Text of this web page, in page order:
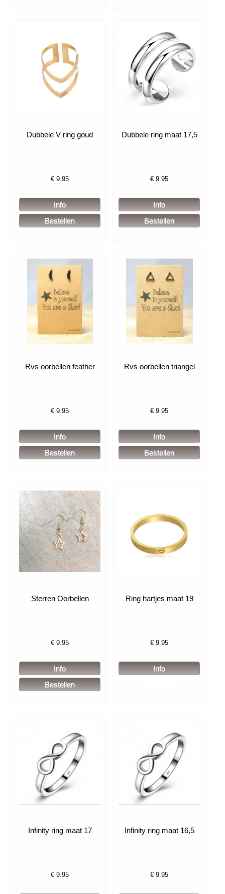
Dubbele V ring goud
€9.95
Dubbele ring maat 17,5
€9.95
Rvs oorbellen feather
€9.95
Rvs oorbellen triangel
€9.95
Sterren Oorbellen
€9.95
Ring hartjes maat 19
€9.95
Infinity ring maat 17
€9.95
Infinity ring maat 16,5
€9.95